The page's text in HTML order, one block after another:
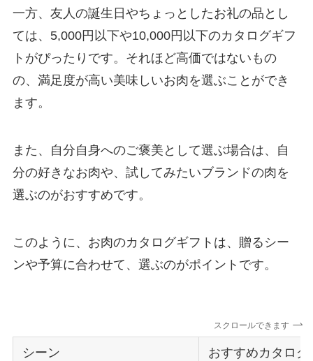
一方、友人の誕生日やちょっとしたお礼の品とし
ては、5,000円以下や10,000円以下のカタログギフ
トがぴったりです。それほど高価ではないもの
の、満足度が高い美味しいお肉を選ぶことができ
ます。
また、自分自身へのご褒美として選ぶ場合は、自
分の好きなお肉や、試してみたいブランドの肉を
選ぶのがおすすめです。
このように、お肉のカタログギフトは、贈るシー
ンや予算に合わせて、選ぶのがポイントです。
スクロールできます
シーン おすすめカタログ